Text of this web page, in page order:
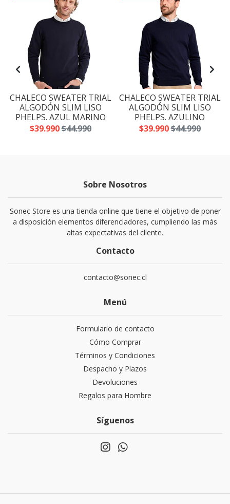
CHALECO SWEATER TRIAL
ALGODÓN SLIM LISO
PHELPS. AZUL MARINO
$39.990$44.990
CHALECO SWEATER TRIAL
ALGODÓN SLIM LISO
PHELPS. AZULINO
$39.990$44.990
Sobre Nosotros
Sonec Store es una tienda online que tiene el objetivo de poner
a disposición elementos diferenciadores, cumpliendo las más
altas expectativas del cliente.
Contacto
contacto@sonec.cl
Menú
Formulario de contacto
Cómo Comprar
Términos y Condiciones
Despacho y Plazos
Devoluciones
Regalos para Hombre
Síguenos